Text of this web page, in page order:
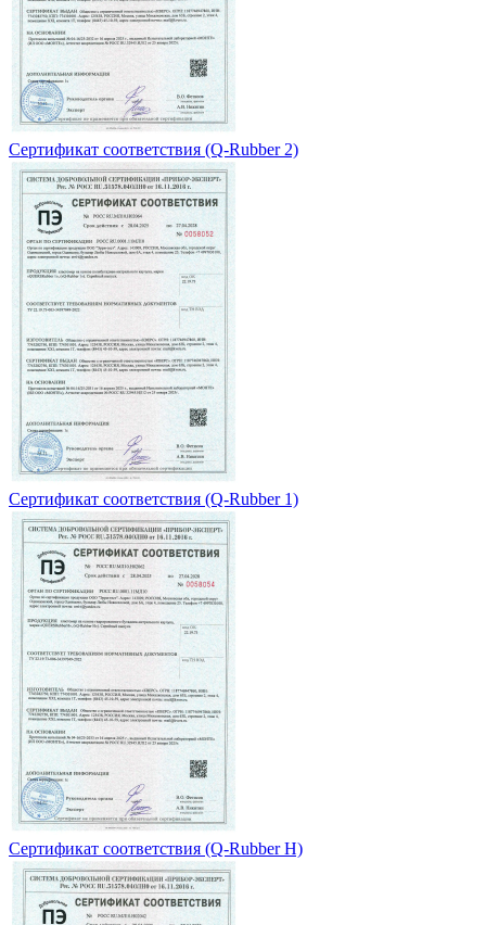
Сертификат соответствия (Q-Rubber 2)
Сертификат соответствия (Q-Rubber 1)
Сертификат соответствия (Q-Rubber H)